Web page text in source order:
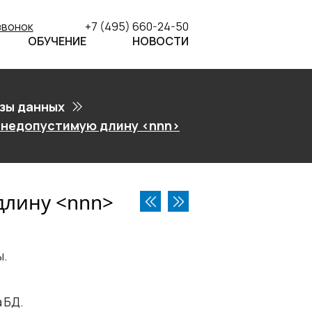
+7 (495) 660-24-50
ОБУЧЕНИЕ
НОВОСТИ
данных
длину <nnn>
<​nnn​>
БД.